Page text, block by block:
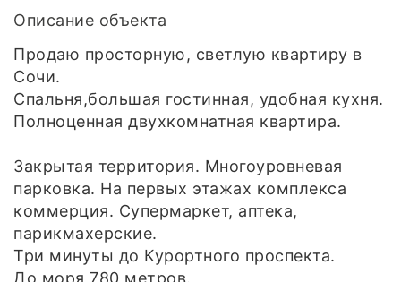
Описание объекта
Продаю просторную, светлую квартиру в
Сочи.
Спальня,большая гостинная, удобная кухня.
Полноценная двухкомнатная квартира.
Закрытая территория. Многоуровневая
парковка. На первых этажах комплекса
коммерция. Супермаркет, аптека,
парикмахерские.
Три минуты до Курортного проспекта.
До моря 780 метров.